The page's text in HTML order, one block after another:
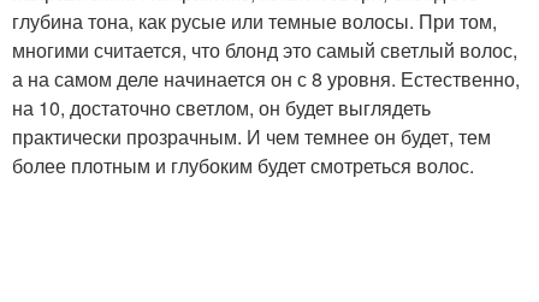
глубина тона, как русые или темные волосы. При том,
многими считается, что блонд это самый светлый волос,
а на самом деле начинается он с 8 уровня. Естественно,
на 10, достаточно светлом, он будет выглядеть
практически прозрачным. И чем темнее он будет, тем
более плотным и глубоким будет смотреться волос.